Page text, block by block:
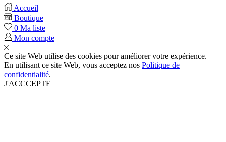
Accueil
Boutique
0 Ma liste
Mon compte
Ce site Web utilise des cookies pour améliorer votre expérience.
En utilisant ce site Web, vous acceptez nos Politique de
confidentialité.
J'ACCCEPTE